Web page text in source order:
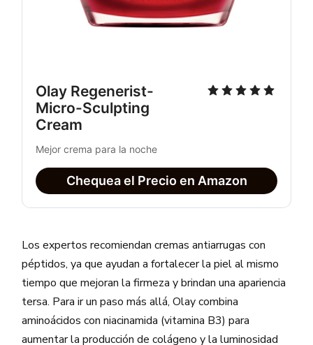
Olay Regenerist-
Micro-Sculpting
Cream
Mejor crema para la noche
Chequea el Precio en Amazon
Los expertos recomiendan cremas antiarrugas con
péptidos, ya que ayudan a fortalecer la piel al mismo
tiempo que mejoran la firmeza y brindan una apariencia
tersa. Para ir un paso más allá, Olay combina
aminoácidos con niacinamida (vitamina B3) para
aumentar la producción de colágeno y la luminosidad